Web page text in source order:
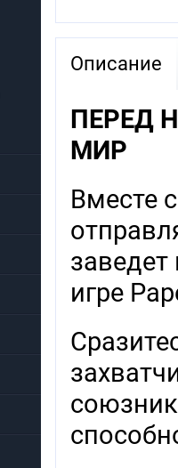
Описание
ПЕРЕД
МИР
Вместе
игре